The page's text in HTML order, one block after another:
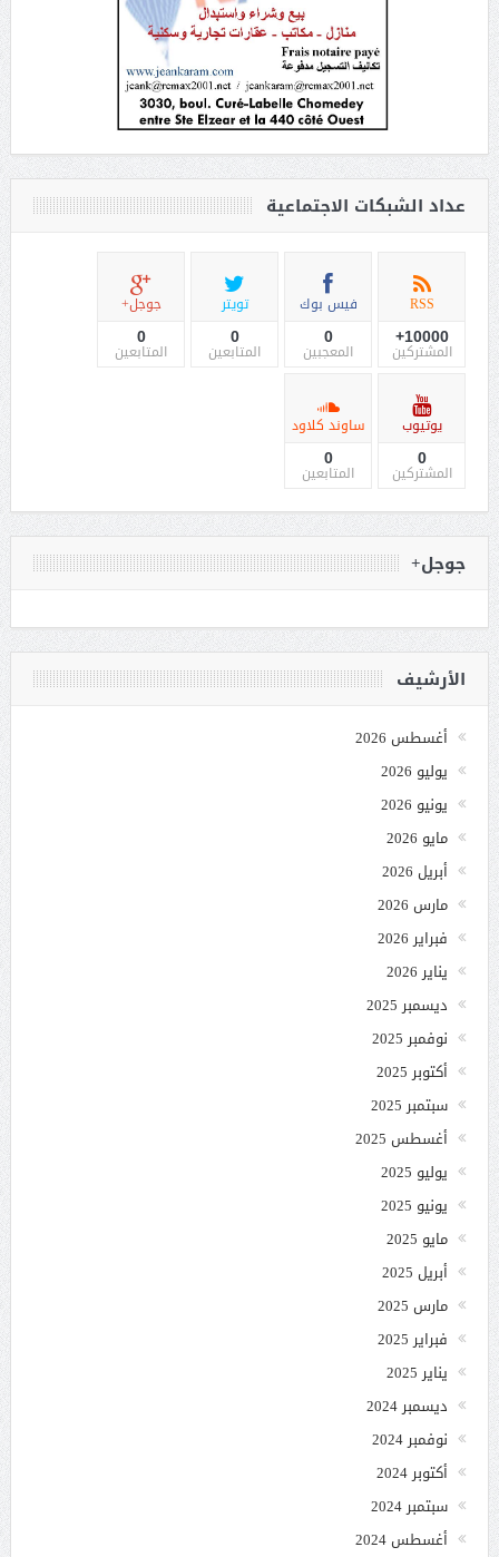
عداد الشبكات الاجتماعية
RSS
10000+
المشتركين
فيس بوك
0
المعجبين
تويتر
0
المتابعين
جوجل+
0
المتابعين
يوتيوب
0
المشتركين
ساوند كلاود
0
المتابعين
جوجل+
الأرشيف
أغسطس 2026
يوليو 2026
يونيو 2026
مايو 2026
أبريل 2026
مارس 2026
فبراير 2026
يناير 2026
ديسمبر 2025
نوفمبر 2025
أكتوبر 2025
سبتمبر 2025
أغسطس 2025
يوليو 2025
يونيو 2025
مايو 2025
أبريل 2025
مارس 2025
فبراير 2025
يناير 2025
ديسمبر 2024
نوفمبر 2024
أكتوبر 2024
سبتمبر 2024
أغسطس 2024